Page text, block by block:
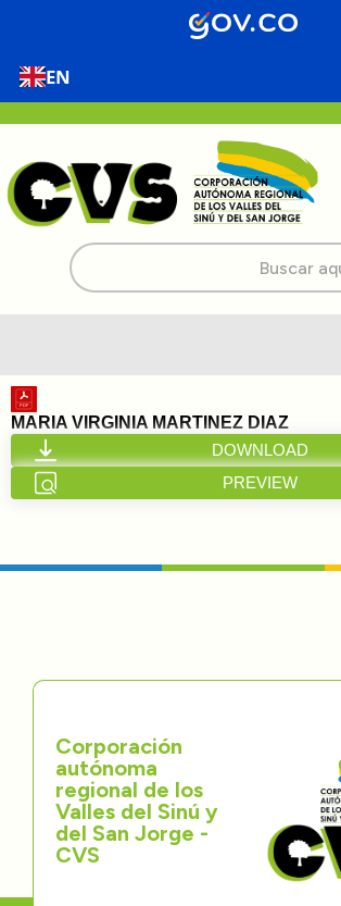
EN
Buscar:
Inicio
Nosotros
Transparencia
Participa
Trámites y Servicios
Contáctenos
MARIA VIRGINIA MARTINEZ DIAZ
DOWNLOAD
PREVIEW
Corporación
autónoma
regional de los
Valles del Sinú y
del San Jorge -
CVS